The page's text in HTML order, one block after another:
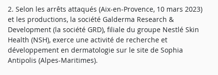
2. Selon les arrêts attaqués (Aix-en-Provence, 10 mars 2023)
et les productions, la société Galderma Research &
Development (la société GRD), filiale du groupe Nestlé Skin
Health (NSH), exerce une activité de recherche et
développement en dermatologie sur le site de Sophia
Antipolis (Alpes-Maritimes).